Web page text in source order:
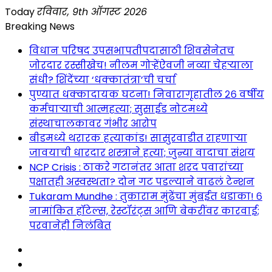
Skip
to
Todayरविवार, 9th ऑगस्ट 2026
Breaking News
विधान परिषद उपसभापतीपदासाठी शिवसेनेतच
जोरदार रस्सीखेच! नीलम गोऱ्हेंऐवजी नव्या चेहऱ्याला
संधी? शिंदेंच्या ‘धक्कातंत्रा’ची चर्चा
पुण्यात धक्कादायक घटना! निवारागृहातील २६ वर्षीय
कर्मचाऱ्याची आत्महत्या; सुसाईड नोटमध्ये
संस्थाचालकावर गंभीर आरोप
बीडमध्ये थरारक हत्याकांड! सासुरवाडीत राहणाऱ्या
जावयाची धारदार शस्त्राने हत्या; जुन्या वादाचा संशय
NCP Crisis : ठाकरे गटानंतर आता शरद पवारांच्या
पक्षातही अस्वस्थता? दोन गट पडल्याने वाढलं टेन्शन
Tukaram Mundhe : तुकाराम मुंढेंचा मुंबईत धडाका! ६
नामांकित हॉटेल्स, रेस्टॉरंट्स आणि बेकरींवर कारवाई;
परवानेही निलंबित